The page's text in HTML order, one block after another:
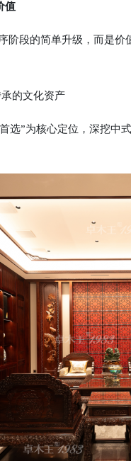
值
段的简单升级，而是价
的文化资产
”为核心定位，深挖中